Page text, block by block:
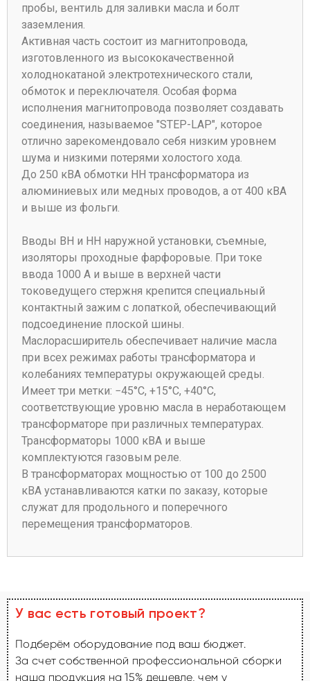
пробы, вентиль для заливки масла и болт
заземления.
Активная часть состоит из магнитопровода,
изготовленного из высококачественной
холоднокатаной электротехнического стали,
обмоток и переключателя. Особая форма
исполнения магнитопровода позволяет создавать
соединения, называемое "STEP-LAP", которое
отлично зарекомендовало себя низким уровнем
шума и низкими потерями холостого хода.
До 250 кВА обмотки НН трансформатора из
алюминиевых или медных проводов, а от 400 кВА
и выше из фольги.
Вводы ВН и НН наружной установки, съемные,
изоляторы проходные фарфоровые. При токе
ввода 1000 А и выше в верхней части
токоведущего стержня крепится специальный
контактный зажим с лопаткой, обеспечивающий
подсоединение плоской шины.
Маслорасширитель обеспечивает наличие масла
при всех режимах работы трансформатора и
колебаниях температуры окружающей среды.
Имеет три метки: −45°C, +15°C, +40°C,
соответствующие уровню масла в неработающем
трансформаторе при различных температурах.
Трансформаторы 1000 кВА и выше
комплектуются газовым реле.
В трансформаторах мощностью от 100 до 2500
кВА устанавливаются катки по заказу, которые
служат для продольного и поперечного
перемещения трансформаторов.
У вас есть готовый проект?
Подберём оборудование под ваш бюджет.
За счет собственной профессиональной сборки
наша продукция на 15% дешевле, чем у